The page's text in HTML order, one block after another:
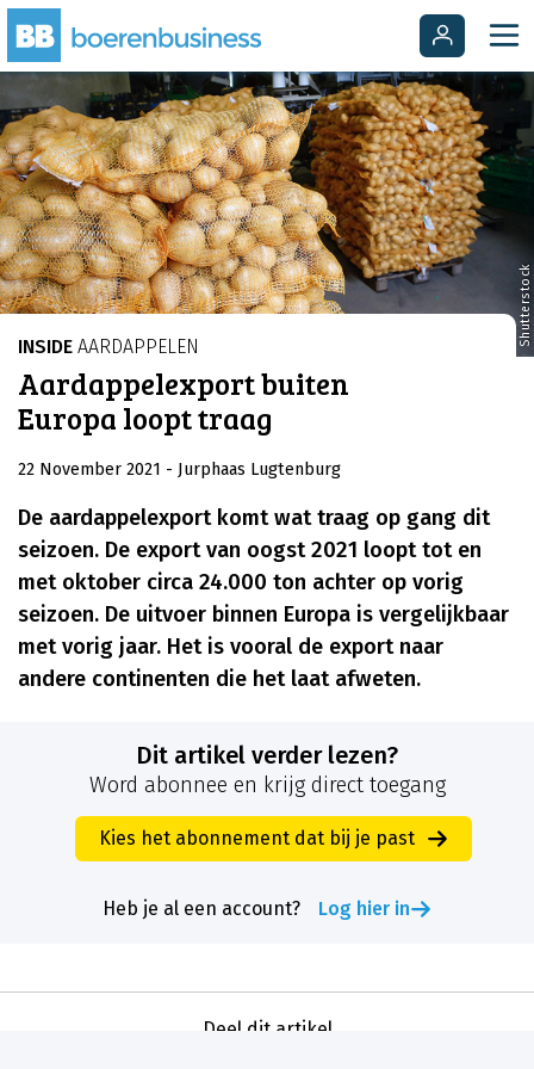
Shutterstock
INSIDE AARDAPPELEN
Aardappelexport buiten
Europa loopt traag
22 November 2021 - Jurphaas Lugtenburg
De aardappelexport komt wat traag op gang dit
seizoen. De export van oogst 2021 loopt tot en
met oktober circa 24.000 ton achter op vorig
seizoen. De uitvoer binnen Europa is vergelijkbaar
met vorig jaar. Het is vooral de export naar
andere continenten die het laat afweten.
Dit artikel verder lezen?
Word abonnee en krijg direct toegang
Kies het abonnement dat bij je past
Heb je al een account? Log hier in
Deel dit artikel